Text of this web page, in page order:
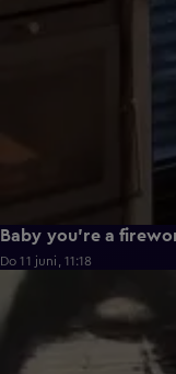
Baby you're a
Do 11 juni, 11:18
0:43